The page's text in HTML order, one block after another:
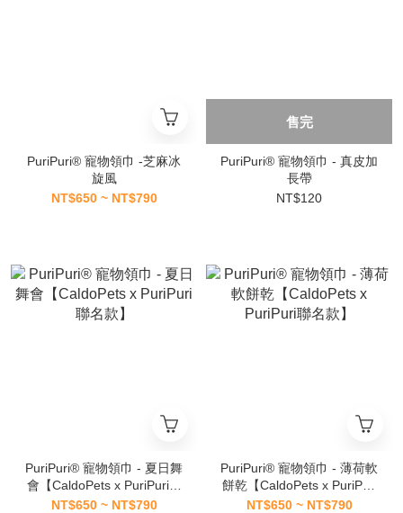
PuriPuri® 寵物領巾 -芝麻冰
旋風
NT$650 ~ NT$790
售完
PuriPuri® 寵物領巾 - 真皮加
長帶
NT$120
PuriPuri® 寵物領巾 - 夏日舞
會【CaldoPets x PuriPuri聯
名款】
NT$650 ~ NT$790
PuriPuri® 寵物領巾 - 薄荷軟
餅乾【CaldoPets x PuriPuri
聯名款】
NT$650 ~ NT$790